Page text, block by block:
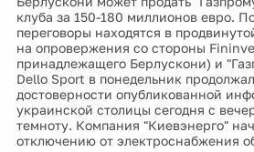
клуба за 150-180 миллионов евро.
переговоры находятся в
на опровержения со стороны
принадлежащего Берлускони) и
Dello Sport в понедельник
достоверности опубликованной
украинской столицы сегодня с
темноту. Компания "Киевэнерго"
отключению от электроснабжения